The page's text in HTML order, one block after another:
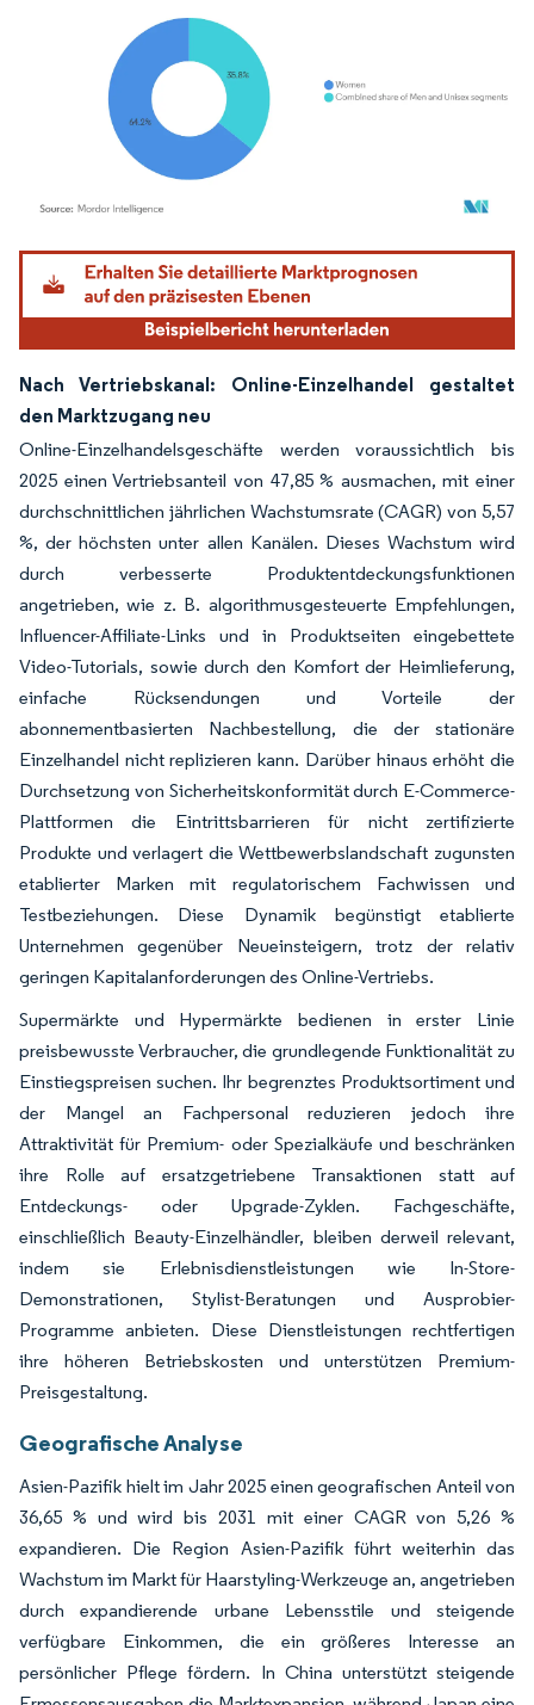
Bild © Mordor Intelligence. Wiederverwendung erfordert Namensnennung gemäß
Nach Vertriebskanal: Online-Einzelhandel gestaltet
den Marktzugang neu
Online-Einzelhandelsgeschäfte werden voraussichtlich bis
2025 einen Vertriebsanteil von 47,85 % ausmachen, mit einer
durchschnittlichen jährlichen Wachstumsrate (CAGR) von 5,57
%, der höchsten unter allen Kanälen. Dieses Wachstum wird
durch verbesserte Produktentdeckungsfunktionen
angetrieben, wie z. B. algorithmusgesteuerte Empfehlungen,
Influencer-Affiliate-Links und in Produktseiten eingebettete
Video-Tutorials, sowie durch den Komfort der Heimlieferung,
einfache Rücksendungen und Vorteile der
abonnementbasierten Nachbestellung, die der stationäre
Einzelhandel nicht replizieren kann. Darüber hinaus erhöht die
Durchsetzung von Sicherheitskonformität durch E-Commerce-
Plattformen die Eintrittsbarrieren für nicht zertifizierte
Produkte und verlagert die Wettbewerbslandschaft zugunsten
etablierter Marken mit regulatorischem Fachwissen und
Testbeziehungen. Diese Dynamik begünstigt etablierte
Unternehmen gegenüber Neueinsteigern, trotz der relativ
geringen Kapitalanforderungen des Online-Vertriebs.
Supermärkte und Hypermärkte bedienen in erster Linie
preisbewusste Verbraucher, die grundlegende Funktionalität zu
Einstiegspreisen suchen. Ihr begrenztes Produktsortiment und
der Mangel an Fachpersonal reduzieren jedoch ihre
Attraktivität für Premium- oder Spezialkäufe und beschränken
ihre Rolle auf ersatzgetriebene Transaktionen statt auf
Entdeckungs- oder Upgrade-Zyklen. Fachgeschäfte,
einschließlich Beauty-Einzelhändler, bleiben derweil relevant,
indem sie Erlebnisdienstleistungen wie In-Store-
Demonstrationen, Stylist-Beratungen und Ausprobier-
Programme anbieten. Diese Dienstleistungen rechtfertigen
ihre höheren Betriebskosten und unterstützen Premium-
Preisgestaltung.
Geografische Analyse
Asien-Pazifik hielt im Jahr 2025 einen geografischen Anteil von
36,65 % und wird bis 2031 mit einer CAGR von 5,26 %
expandieren. Die Region Asien-Pazifik führt weiterhin das
Wachstum im Markt für Haarstyling-Werkzeuge an, angetrieben
durch expandierende urbane Lebensstile und steigende
verfügbare Einkommen, die ein größeres Interesse an
persönlicher Pflege fördern. In China unterstützt steigende